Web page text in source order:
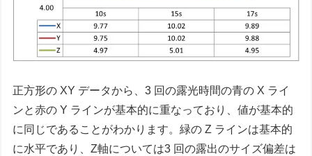
正方形の XY データから、3 回の露光時間の青の X ライ
ンと赤の Y ラインが基本的に重なっており、値が基本的
に同じであることがわかります。緑の Z ラインは基本的
に水平であり、Z軸については3 回の露出のサイズ偏差は